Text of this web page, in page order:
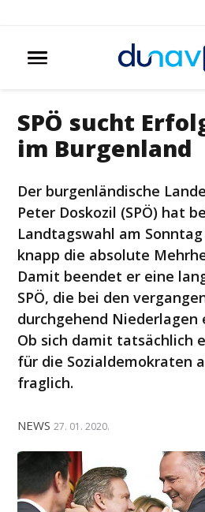
SPÖ sucht
im Burgenland
Der burgenländische
Peter Doskozil (SPÖ) hat
Landtagswahl am
knapp die absolute
Damit beendet er eine
SPÖ, die bei den
durchgehend Niederlagen
Ob sich damit tatsächlich
für die Sozialdemokraten
fraglich.
NEWS 27. 01. 2020.